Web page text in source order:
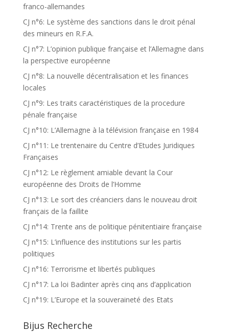
franco-allemandes
CJ n°6: Le système des sanctions dans le droit pénal
des mineurs en R.F.A.
CJ n°7: L’opinion publique française et l’Allemagne dans
la perspective européenne
CJ n°8: La nouvelle décentralisation et les finances
locales
CJ n°9: Les traits caractéristiques de la procedure
pénale française
CJ n°10: L’Allemagne à la télévision française en 1984
CJ n°11: Le trentenaire du Centre d’Etudes Juridiques
Françaises
CJ n°12: Le règlement amiable devant la Cour
européenne des Droits de l’Homme
CJ n°13: Le sort des créanciers dans le nouveau droit
français de la faillite
CJ n°14: Trente ans de politique pénitentiaire française
CJ n°15: L’influence des institutions sur les partis
politiques
CJ n°16: Terrorisme et libertés publiques
CJ n°17: La loi Badinter après cinq ans d’application
CJ n°19: L’Europe et la souveraineté des Etats
Bijus Recherche